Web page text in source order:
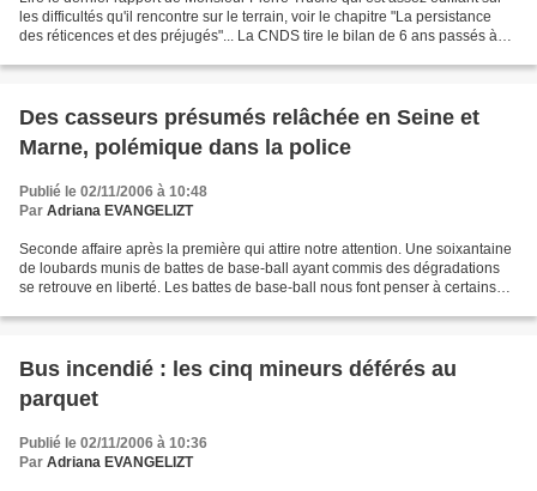
les difficultés qu'il rencontre sur le terrain, voir le chapitre "La persistance
des réticences et des préjugés"... La CNDS tire le bilan de 6 ans passés à
Des casseurs présumés relâchée en Seine et
Marne, polémique dans la police
Publié le 02/11/2006 à 10:48
Par Adriana EVANGELIZT
Seconde affaire après la première qui attire notre attention. Une soixantaine
de loubards munis de battes de base-ball ayant commis des dégradations
se retrouve en liberté. Les battes de base-ball nous font penser à certains
Bus incendié : les cinq mineurs déférés au
parquet
Publié le 02/11/2006 à 10:36
Par Adriana EVANGELIZT